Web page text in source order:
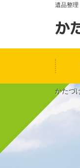
遺品整理
かたづ